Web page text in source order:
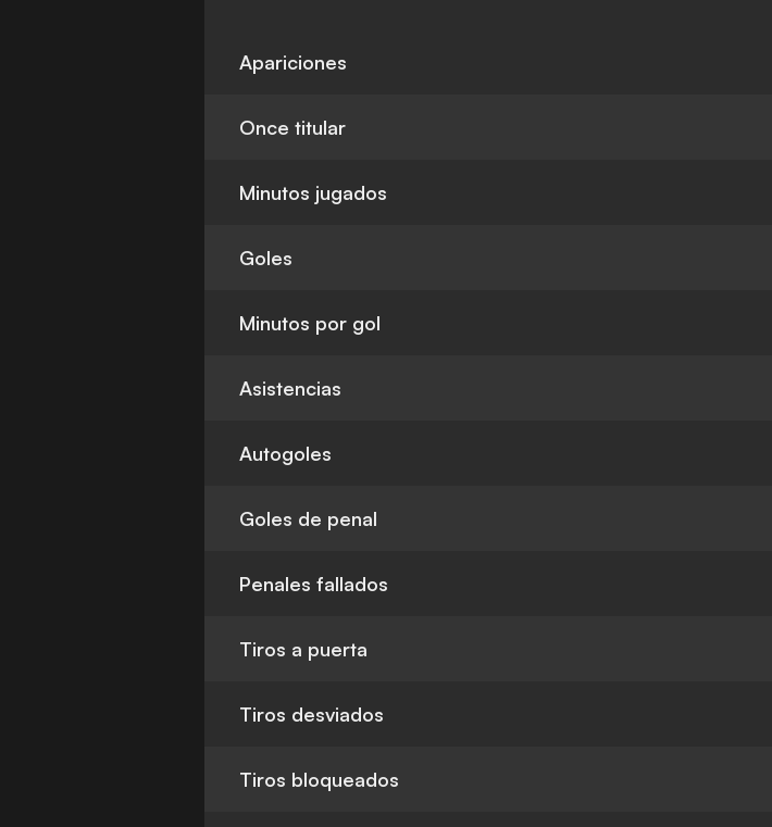
Apariciones
Once titular
Minutos jugados
Goles
Minutos por gol
Asistencias
Autogoles
Goles de penal
Penales fallados
Tiros a puerta
Tiros desviados
Tiros bloqueados